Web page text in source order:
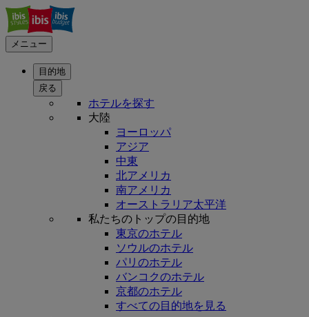
メニュー
目的地
戻る
ホテルを探す
大陸
ヨーロッパ
アジア
中東
北アメリカ
南アメリカ
オーストラリア太平洋
私たちのトップの目的地
東京のホテル
ソウルのホテル
パリのホテル
バンコクのホテル
京都のホテル
すべての目的地を見る